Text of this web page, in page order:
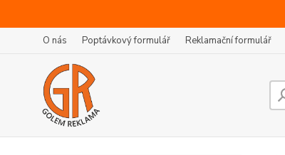
O nás Poptávkový formulář Reklamační formulář